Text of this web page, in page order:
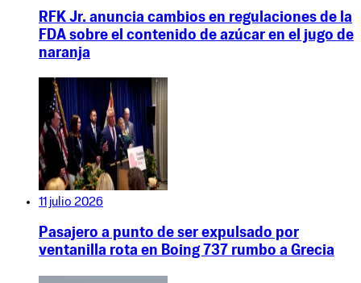
RFK Jr. anuncia cambios en regulaciones de la
FDA sobre el contenido de azúcar en el jugo de
naranja
11 julio 2026
Pasajero a punto de ser expulsado por
ventanilla rota en Boing 737 rumbo a Grecia